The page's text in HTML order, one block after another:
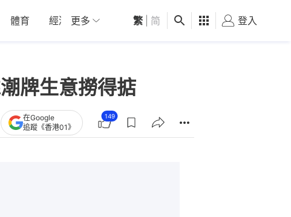
體育 經濟 01深圳 觀點 健康 好食玩飛
更多 繁 简 登入
牌生意撈得掂
在Google
追蹤《香港01》
149